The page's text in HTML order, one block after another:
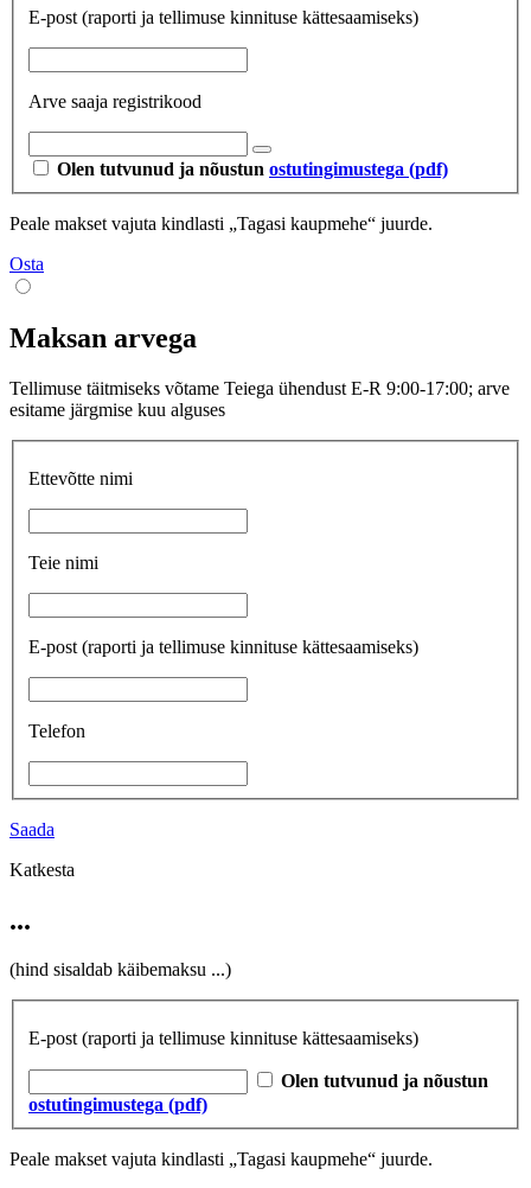
E-post (raporti ja tellimuse kinnituse kättesaamiseks)
Arve saaja registrikood
Olen tutvunud ja nõustun ostutingimustega (pdf)
Peale makset vajuta kindlasti „Tagasi kaupmehe“ juurde.
Osta
Maksan arvega
Tellimuse täitmiseks võtame Teiega ühendust E-R 9:00-17:00; arve
esitame järgmise kuu alguses
Ettevõtte nimi
Teie nimi
E-post (raporti ja tellimuse kinnituse kättesaamiseks)
Telefon
Saada
Katkesta
...
(hind sisaldab käibemaksu ...)
E-post (raporti ja tellimuse kinnituse kättesaamiseks)
Olen tutvunud ja nõustun
ostutingimustega (pdf)
Peale makset vajuta kindlasti „Tagasi kaupmehe“ juurde.